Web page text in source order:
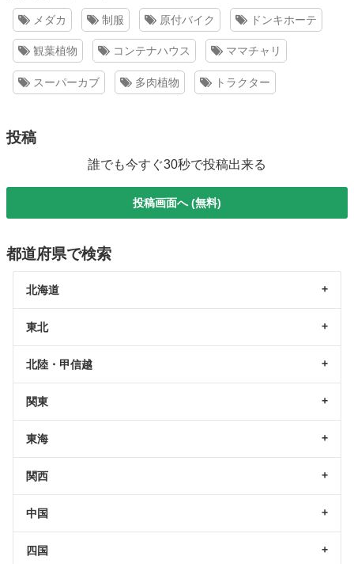
メダカ 制服 原付バイク ドンキホーテ
観葉植物 コンテナハウス ママチャリ
スーパーカブ 多肉植物 トラクター
投稿
誰でも今すぐ30秒で投稿出来る
投稿画面へ (無料)
都道府県で検索
北海道
東北
北陸・甲信越
関東
東海
関西
中国
四国